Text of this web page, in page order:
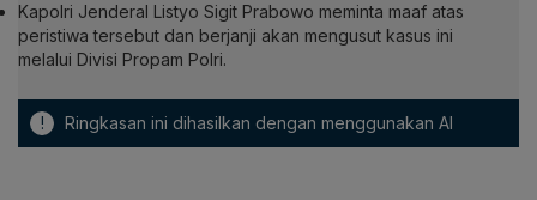
Kapolri Jenderal Listyo Sigit Prabowo meminta maaf atas
peristiwa tersebut dan berjanji akan mengusut kasus ini
melalui Divisi Propam Polri.
! Ringkasan ini dihasilkan dengan menggunakan AI